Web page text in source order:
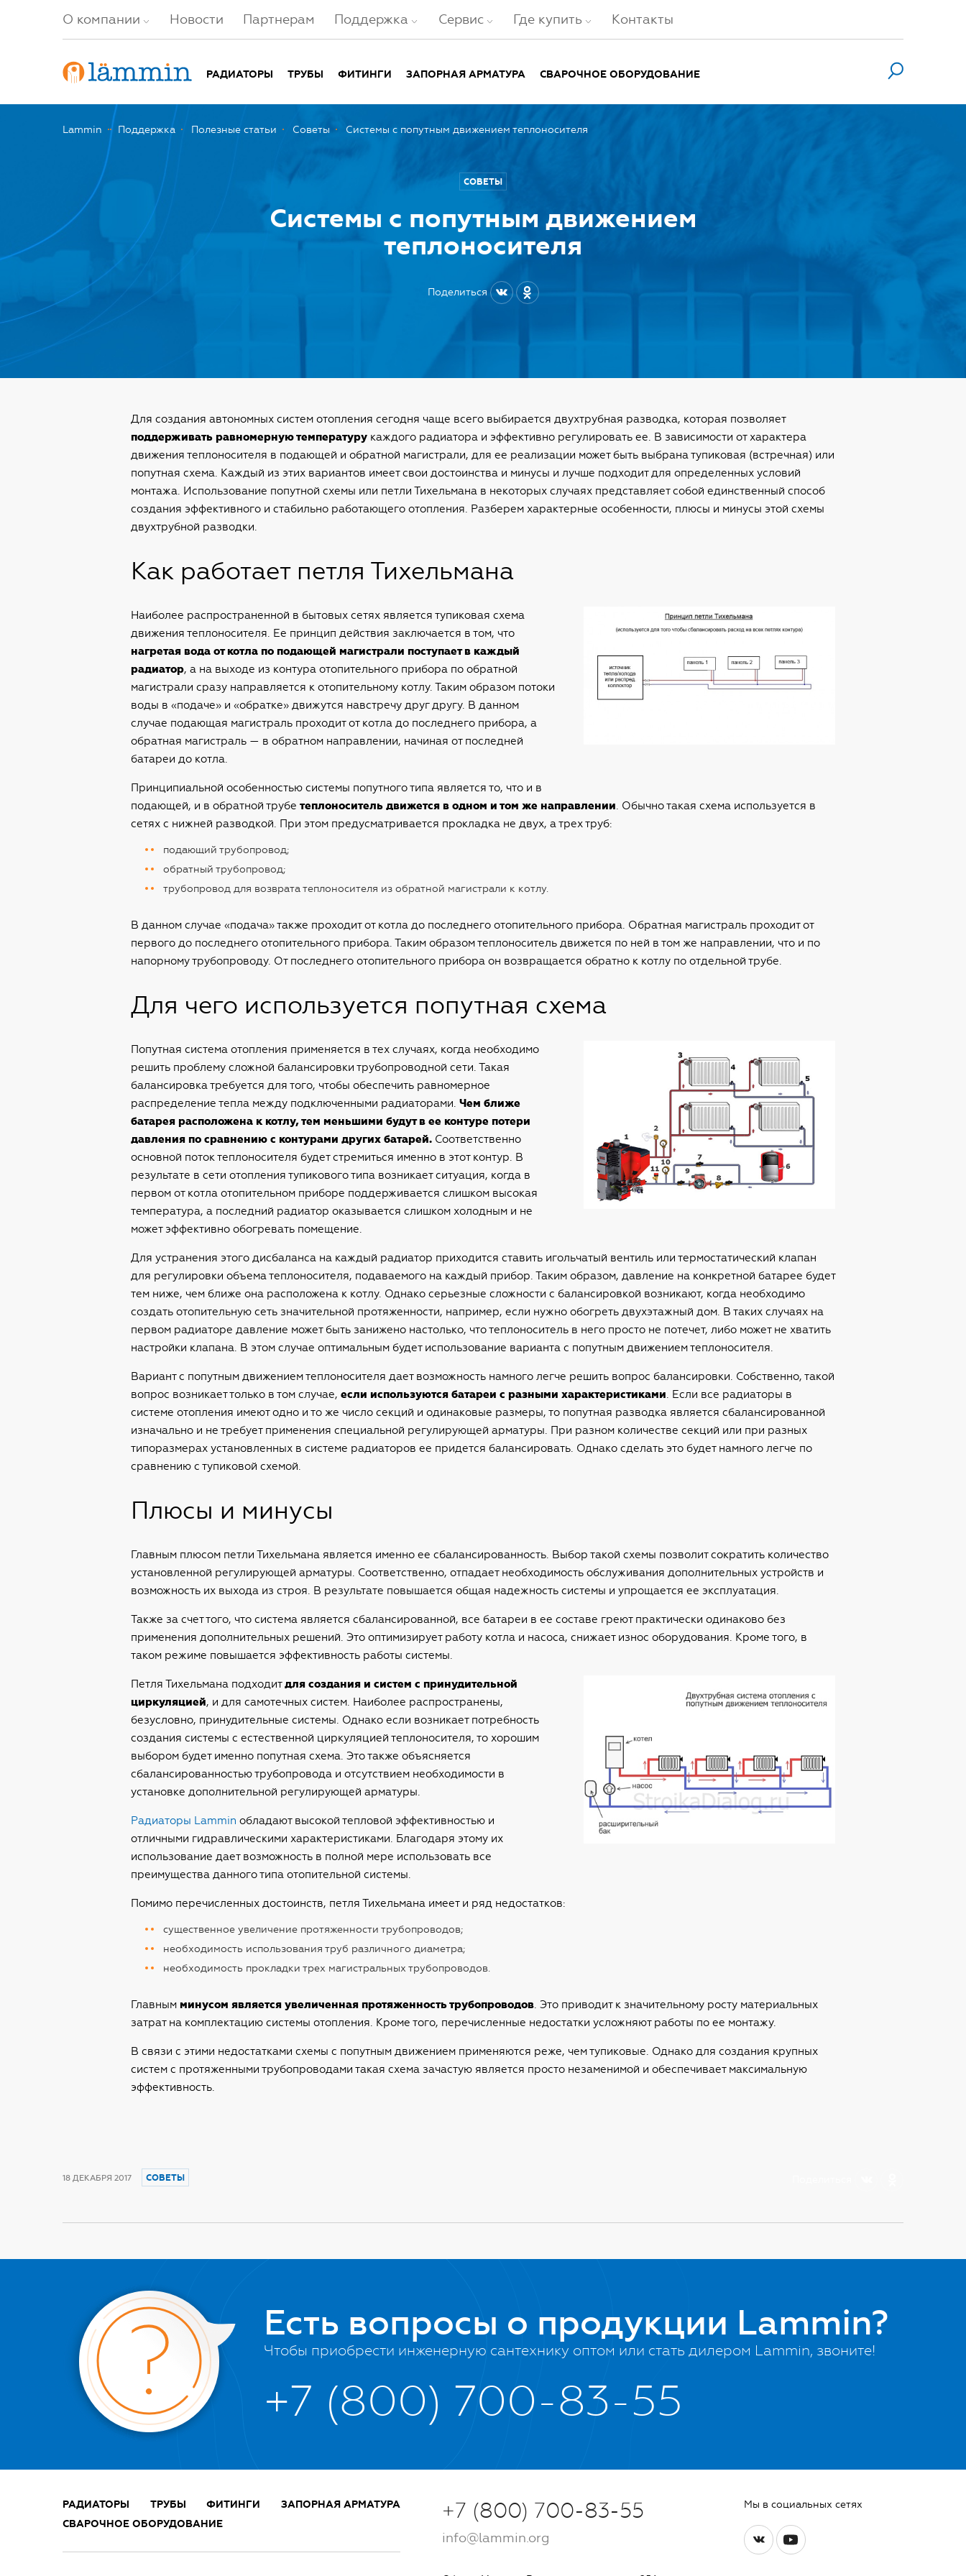
О компании Новости Партнерам Поддержка Сервис Где купить Контакты
РАДИАТОРЫ ТРУБЫ ФИТИНГИ ЗАПОРНАЯ АРМАТУРА СВАРОЧНОЕ ОБОРУДОВАНИЕ
Lammin Поддержка Полезные статьи Советы Системы с попутным движением теплоносителя
СОВЕТЫ
Системы с попутным движением
теплоносителя
Поделиться
Для создания автономных систем отопления сегодня чаще всего выбирается двухтрубная разводка, которая позволяет
поддерживать равномерную температуру каждого радиатора и эффективно регулировать ее. В зависимости от характера
движения теплоносителя в подающей и обратной магистрали, для ее реализации может быть выбрана тупиковая (встречная) или
попутная схема. Каждый из этих вариантов имеет свои достоинства и минусы и лучше подходит для определенных условий
монтажа. Использование попутной схемы или петли Тихельмана в некоторых случаях представляет собой единственный способ
создания эффективного и стабильно работающего отопления. Разберем характерные особенности, плюсы и минусы этой схемы
двухтрубной разводки.
Как работает петля Тихельмана
Наиболее распространенной в бытовых сетях является тупиковая схема
движения теплоносителя. Ее принцип действия заключается в том, что
нагретая вода от котла по подающей магистрали поступает в каждый
радиатор, а на выходе из контура отопительного прибора по обратной
магистрали сразу направляется к отопительному котлу. Таким образом потоки
воды в «подаче» и «обратке» движутся навстречу друг другу. В данном
случае подающая магистраль проходит от котла до последнего прибора, а
обратная магистраль — в обратном направлении, начиная от последней
батареи до котла.
Принципиальной особенностью системы попутного типа является то, что и в
подающей, и в обратной трубе теплоноситель движется в одном и том же направлении. Обычно такая схема используется в
сетях с нижней разводкой. При этом предусматривается прокладка не двух, а трех труб:
подающий трубопровод;
обратный трубопровод;
трубопровод для возврата теплоносителя из обратной магистрали к котлу.
В данном случае «подача» также проходит от котла до последнего отопительного прибора. Обратная магистраль проходит от
первого до последнего отопительного прибора. Таким образом теплоноситель движется по ней в том же направлении, что и по
напорному трубопроводу. От последнего отопительного прибора он возвращается обратно к котлу по отдельной трубе.
Для чего используется попутная схема
Попутная система отопления применяется в тех случаях, когда необходимо
решить проблему сложной балансировки трубопроводной сети. Такая
балансировка требуется для того, чтобы обеспечить равномерное
распределение тепла между подключенными радиаторами. Чем ближе
батарея расположена к котлу, тем меньшими будут в ее контуре потери
давления по сравнению с контурами других батарей. Соответственно
основной поток теплоносителя будет стремиться именно в этот контур. В
результате в сети отопления тупикового типа возникает ситуация, когда в
первом от котла отопительном приборе поддерживается слишком высокая
температура, а последний радиатор оказывается слишком холодным и не
может эффективно обогревать помещение.
Для устранения этого дисбаланса на каждый радиатор приходится ставить игольчатый вентиль или термостатический клапан
для регулировки объема теплоносителя, подаваемого на каждый прибор. Таким образом, давление на конкретной батарее будет
тем ниже, чем ближе она расположена к котлу. Однако серьезные сложности с балансировкой возникают, когда необходимо
создать отопительную сеть значительной протяженности, например, если нужно обогреть двухэтажный дом. В таких случаях на
первом радиаторе давление может быть занижено настолько, что теплоноситель в него просто не потечет, либо может не хватить
настройки клапана. В этом случае оптимальным будет использование варианта с попутным движением теплоносителя.
Вариант с попутным движением теплоносителя дает возможность намного легче решить вопрос балансировки. Собственно, такой
вопрос возникает только в том случае, если используются батареи с разными характеристиками. Если все радиаторы в
системе отопления имеют одно и то же число секций и одинаковые размеры, то попутная разводка является сбалансированной
изначально и не требует применения специальной регулирующей арматуры. При разном количестве секций или при разных
типоразмерах установленных в системе радиаторов ее придется балансировать. Однако сделать это будет намного легче по
сравнению с тупиковой схемой.
Плюсы и минусы
Главным плюсом петли Тихельмана является именно ее сбалансированность. Выбор такой схемы позволит сократить количество
установленной регулирующей арматуры. Соответственно, отпадает необходимость обслуживания дополнительных устройств и
возможность их выхода из строя. В результате повышается общая надежность системы и упрощается ее эксплуатация.
Также за счет того, что система является сбалансированной, все батареи в ее составе греют практически одинаково без
применения дополнительных решений. Это оптимизирует работу котла и насоса, снижает износ оборудования. Кроме того, в
таком режиме повышается эффективность работы системы.
Петля Тихельмана подходитдля создания и систем с принудительной
циркуляцией, и для самотечных систем. Наиболее распространены,
безусловно, принудительные системы. Однако если возникает потребность
создания системы с естественной циркуляцией теплоносителя, то хорошим
выбором будет именно попутная схема. Это также объясняется
сбалансированностью трубопровода и отсутствием необходимости в
установке дополнительной регулирующей арматуры.
Радиаторы Lammin обладают высокой тепловой эффективностью и
отличными гидравлическими характеристиками. Благодаря этому их
использование дает возможность в полной мере использовать все
преимущества данного типа отопительной системы.
Помимо перечисленных достоинств, петля Тихельмана имеет и ряд недостатков:
существенное увеличение протяженности трубопроводов;
необходимость использования труб различного диаметра;
необходимость прокладки трех магистральных трубопроводов.
Главным минусом является увеличенная протяженность трубопроводов. Это приводит к значительному росту материальных
затрат на комплектацию системы отопления. Кроме того, перечисленные недостатки усложняют работы по ее монтажу.
В связи с этими недостатками схемы с попутным движением применяются реже, чем тупиковые. Однако для создания крупных
систем с протяженными трубопроводами такая схема зачастую является просто незаменимой и обеспечивает максимальную
эффективность.
18 ДЕКАБРЯ 2017 СОВЕТЫ
Есть вопросы о продукции Lammin?
Чтобы приобрести инженерную сантехнику оптом или стать дилером Lammin, звоните!
+7 (800) 700-83-55
РАДИАТОРЫ ТРУБЫ ФИТИНГИ
ЗАПОРНАЯ АРМАТУРА
СВАРОЧНОЕ ОБОРУДОВАНИЕ
+7 (800) 700-83-55
info@lammin.org
Мы в социальных сетях